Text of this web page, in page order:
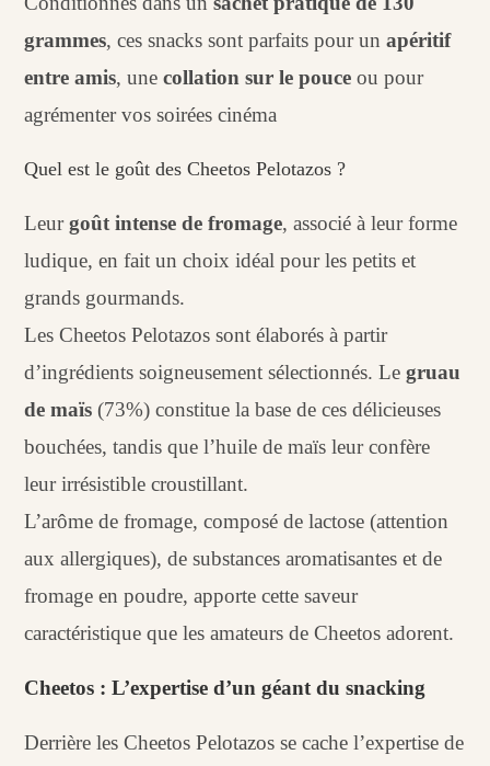
grammes, ces snacks sont parfaits pour unapéritif
entre amis, unecollation sur le pouce ou pour
agrémenter vos soirées cinéma
Quel est le goût des Cheetos Pelotazos ?
Leurgoût intense de fromage, associé à leur forme
ludique, en fait un choix idéal pour les petits et
grands gourmands.
Les Cheetos Pelotazos sont élaborés à partir
d’ingrédients soigneusement sélectionnés. Legruau
de maïs (73%) constitue la base de ces délicieuses
bouchées, tandis que l’huile de maïs leur confère
leur irrésistible croustillant.
L’arôme de fromage, composé de lactose (attention
aux allergiques), de substances aromatisantes et de
fromage en poudre, apporte cette saveur
caractéristique que les amateurs de Cheetos adorent.
Cheetos : L’expertise d’un géant du snacking
Derrière les Cheetos Pelotazos se cache l’expertise de